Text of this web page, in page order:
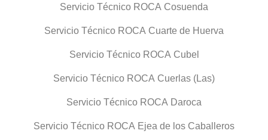
Servicio Técnico ROCA Cosuenda
Servicio Técnico ROCA Cuarte de Huerva
Servicio Técnico ROCA Cubel
Servicio Técnico ROCA Cuerlas (Las)
Servicio Técnico ROCA Daroca
Servicio Técnico ROCA Ejea de los Caballeros